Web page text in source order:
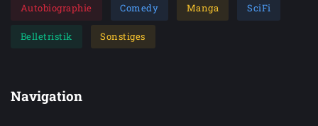
Autobiographie Comedy Manga SciFi
Belletristik Sonstiges
Navigation